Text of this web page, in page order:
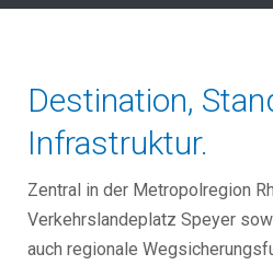
Destination,
Infrastruktur.
Zentral in der Metropolregion
Verkehrslandeplatz Speyer
auch regionale